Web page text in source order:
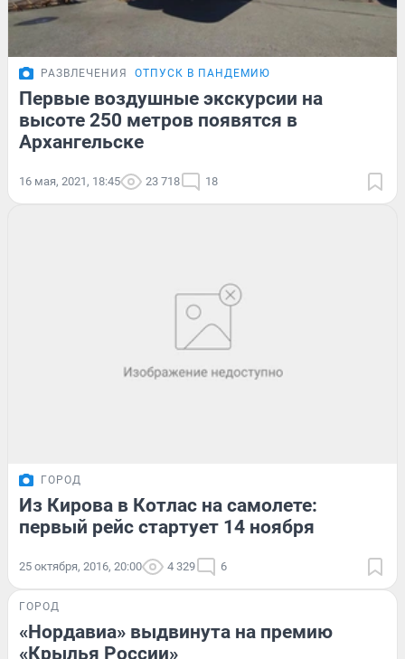
РАЗВЛЕЧЕНИЯ ОТПУСК В ПАНДЕМИЮ
Первые воздушные экскурсии на
высоте 250 метров появятся в
Архангельске
16 мая, 2021, 18:45 23 718 18
ГОРОД
Из Кирова в Котлас на самолете:
первый рейс стартует 14 ноября
25 октября, 2016, 20:00 4 329 6
ГОРОД
«Нордавиа» выдвинута на премию
«Крылья России»